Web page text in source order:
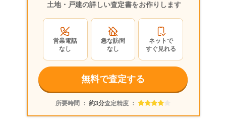
土地・戸建の詳しい査定書をお作りします
営業電話
なし
急な訪問
なし
ネットで
すぐ見れる
無料で査定する
所要時間 ： 約3分査定精度 ：